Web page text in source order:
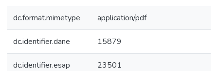
dc.format.mimetype application/pdf
dc.identifier.dane 15879
dc.identifier.esap 23501